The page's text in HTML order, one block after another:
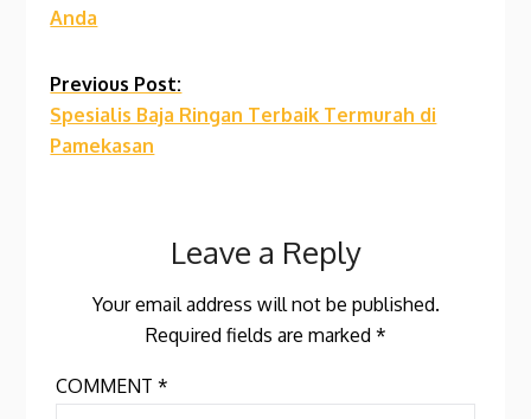
Anda
Previous Post:
Spesialis Baja Ringan Terbaik Termurah di
Pamekasan
Leave a Reply
Your email address will not be published.
Required fields are marked *
COMMENT*